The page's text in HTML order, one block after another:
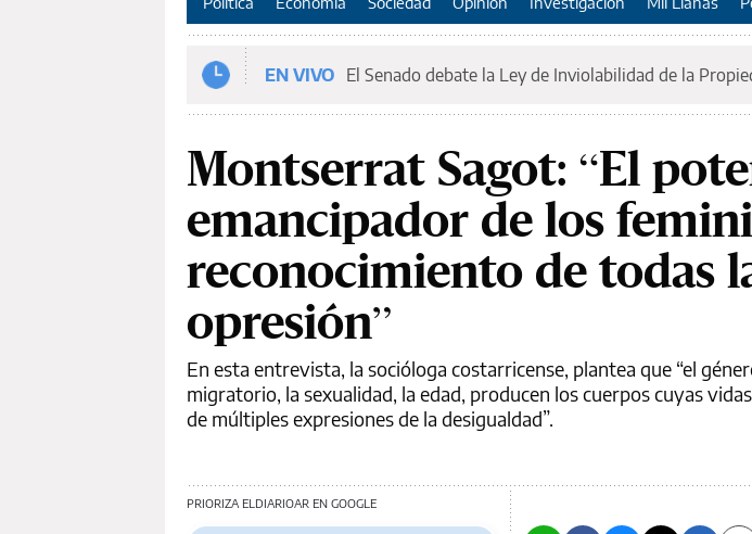
EN VIVO El Senado debate la Ley de Inviolabilidad de la
Montserrat Sagot: “El
emancipador de los
reconocimiento de todas
opresión”
En esta entrevista, la socióloga costarricense, plantea que “el
migratorio, la sexualidad, la edad, producen los cuerpos cuyas
de múltiples expresiones de la desigualdad”.
PRIORIZA ELDIARIOAR EN GOOGLE